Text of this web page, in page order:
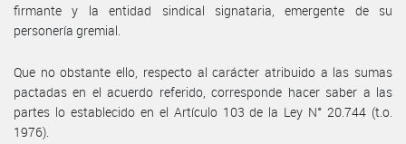
firmante y la entidad sindical signataria, emergente de su
personería gremial.
Que no obstante ello, respecto al carácter atribuido a las sumas
pactadas en el acuerdo referido, corresponde hacer saber a las
partes lo establecido en el Artículo 103 de la Ley N° 20.744 (t.o.
1976).